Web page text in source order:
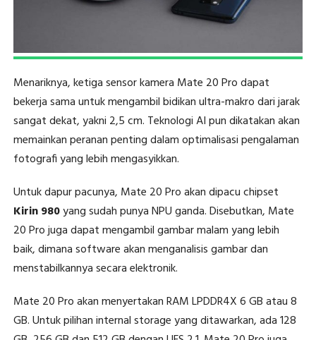
Menariknya, ketiga sensor kamera Mate 20 Pro dapat
bekerja sama untuk mengambil bidikan ultra-makro dari jarak
sangat dekat, yakni 2,5 cm. Teknologi AI pun dikatakan akan
memainkan peranan penting dalam optimalisasi pengalaman
fotografi yang lebih mengasyikkan.
Untuk dapur pacunya, Mate 20 Pro akan dipacu chipset
Kirin 980yang sudah punya NPU ganda. Disebutkan, Mate
20 Pro juga dapat mengambil gambar malam yang lebih
baik, dimana software akan menganalisis gambar dan
menstabilkannya secara elektronik.
Mate 20 Pro akan menyertakan RAM LPDDR4X 6 GB atau 8
GB. Untuk pilihan internal storage yang ditawarkan, ada 128